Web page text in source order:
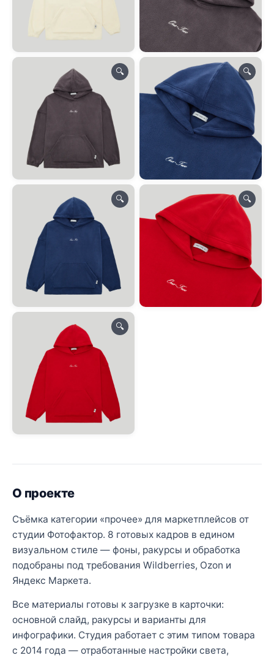
🔍 🔍
🔍 🔍
🔍
О проекте
Съёмка категории «прочее» для маркетплейсов от
студии Фотофактор. 8 готовых кадров в едином
визуальном стиле — фоны, ракурсы и обработка
подобраны под требования Wildberries, Ozon и
Яндекс Маркета.
Все материалы готовы к загрузке в карточки:
основной слайд, ракурсы и варианты для
инфографики. Студия работает с этим типом товара
с 2014 года — отработанные настройки света,